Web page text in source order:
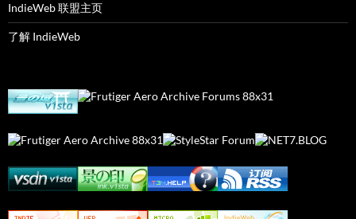
IndieWeb 联盟主页
了解 IndieWeb